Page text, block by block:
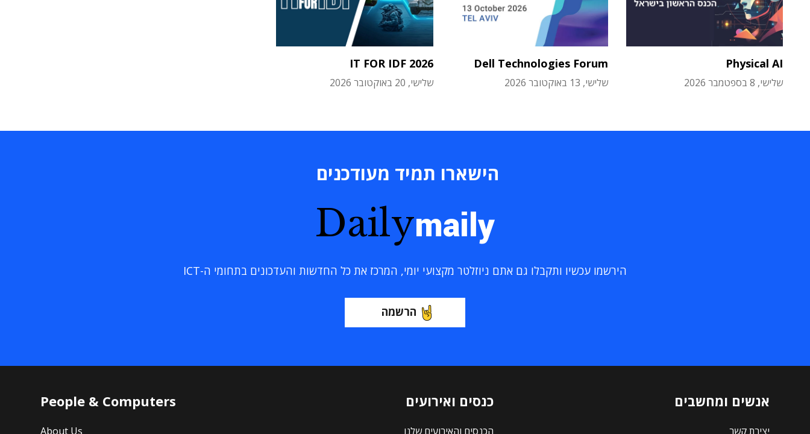
Physical AI
שלישי, 8 בספטמבר 2026
Dell Technologies Forum
שלישי, 13 באוקטובר 2026
IT FOR IDF 2026
שלישי, 20 באוקטובר 2026
הישארו תמיד מעודכנים
Dailymaily
הירשמו עכשיו ותקבלו גם אתם ניוזלטר מקצועי יומי, המרכז את כל החדשות והעדכונים בתחומי ה-ICT
הרשמה
אנשים ומחשבים
יצירת קשר
כנסים ואירועים
הכנסים והאירועים שלנו
People & Computers
About Us